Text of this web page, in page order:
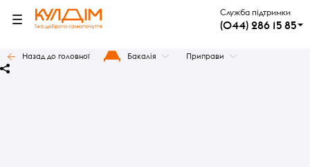
Служба підтримки
(044) 286 15 85
Назад до головної Бакалія Приправи